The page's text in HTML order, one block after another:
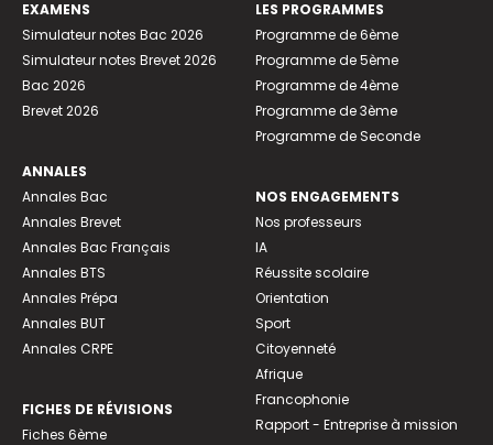
EXAMENS
Simulateur notes Bac 2026
Simulateur notes Brevet 2026
Bac 2026
Brevet 2026
ANNALES
Annales Bac
Annales Brevet
Annales Bac Français
Annales BTS
Annales Prépa
Annales BUT
Annales CRPE
FICHES DE RÉVISIONS
Fiches 6ème
LES PROGRAMMES
Programme de 6ème
Programme de 5ème
Programme de 4ème
Programme de 3ème
Programme de Seconde
NOS ENGAGEMENTS
Nos professeurs
IA
Réussite scolaire
Orientation
Sport
Citoyenneté
Afrique
Francophonie
Rapport - Entreprise à mission